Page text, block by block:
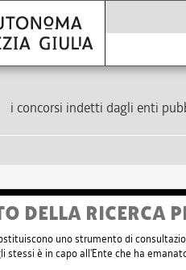
i concorsi indetti dagli enti
DELLA RICERCA
uno strumento di
stessi è in capo all'Ente che ha